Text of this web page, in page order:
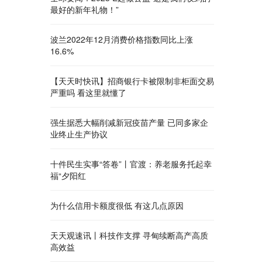
最好的新年礼物！”
波兰2022年12月消费价格指数同比上涨
16.6%
【天天时快讯】招商银行卡被限制非柜面交易
严重吗 看这里就懂了
强生据悉大幅削减新冠疫苗产量 已同多家企
业终止生产协议
十件民生实事“答卷”丨官渡：养老服务托起幸
福“夕阳红
为什么信用卡额度很低 有这几点原因
天天观速讯丨科技作支撑 寻甸续断高产高质
高效益